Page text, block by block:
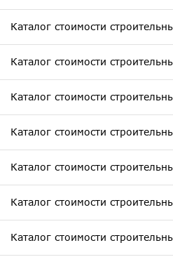
Каталог стоимости
Каталог стоимости
Каталог стоимости
Каталог стоимости
Каталог стоимости
Каталог стоимости
Каталог стоимости